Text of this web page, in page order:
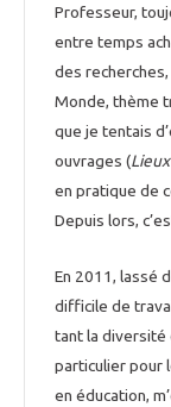
Professeur,
entre temps
des
Monde, thème
que je tentais
ouvrages (
en pratique de
Depuis lors,
En 2011, lassé
difficile de
tant la diversité
particulier pour
en éducation,